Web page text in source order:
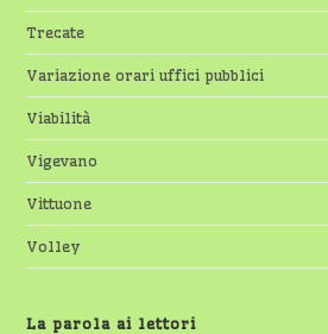
Trecate
Variazione orari uffici pubblici
Viabilità
Vigevano
Vittuone
Volley
La parola ai lettori